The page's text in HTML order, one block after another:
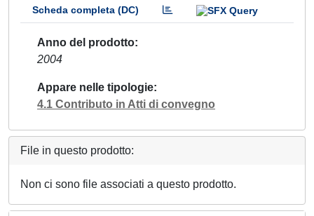
Scheda completa (DC)
Anno del prodotto
2004
Appare nelle tipologie
4.1 Contributo in Atti di convegno
File in questo prodotto:
Non ci sono file associati a questo prodotto.